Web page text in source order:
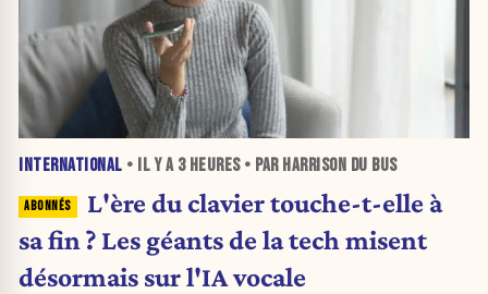
INTERNATIONAL • IL Y A 3 HEURES• PAR HARRISON DU BUS
L'ère du clavier touche-t-elle à
sa fin ? Les géants de la tech misent
désormais sur l'IA vocale